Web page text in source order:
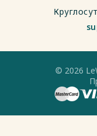
© 2026